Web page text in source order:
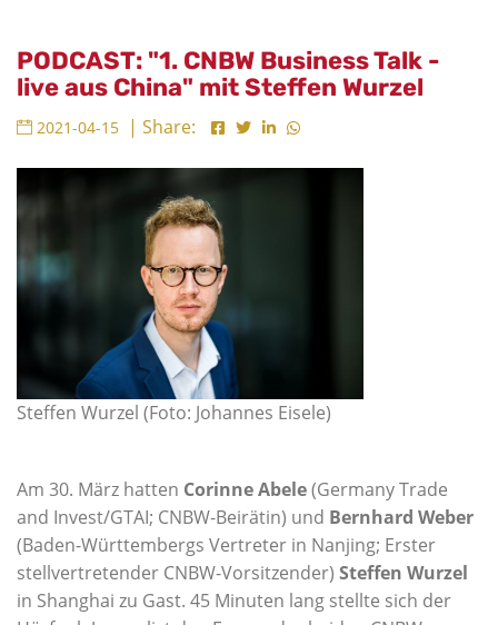
PODCAST: "1. CNBW Business Talk -
live aus China" mit Steffen Wurzel
2021-04-15 | Share:
Steffen Wurzel (Foto: Johannes Eisele)
Am 30. März hatten Corinne Abele(Germany Trade
and Invest/GTAI; CNBW-Beirätin) und Bernhard Weber
(Baden-Württembergs Vertreter in Nanjing; Erster
stellvertretender CNBW-Vorsitzender) Steffen Wurzel
in Shanghai zu Gast. 45 Minuten lang stellte sich der